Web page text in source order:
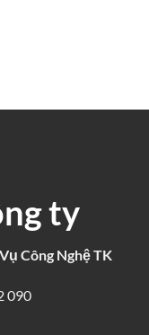
ty
Công Nghệ TK
090